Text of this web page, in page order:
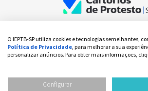
Copyright IEPTB-SP - Todos os direitos
V:3 / 3
Rua da Quitanda, nº 16, 1º andar, Centro, São Paulo-SP,
O IEPTB-SP utiliza cookies e tecnologias semelhantes,
Política de Privacidade, para melhorar a sua
personalizar anúncios. Para obter mais informações,
Configurar